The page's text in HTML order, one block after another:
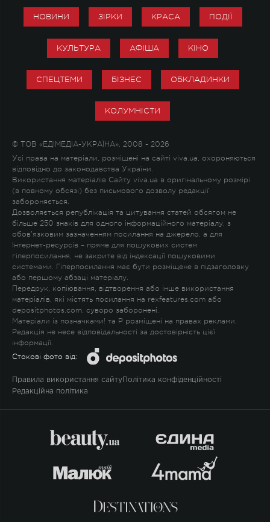
НОВИНИ ЗІРКИ КРАСА ПОДІЇ
КУЛЬТУРА АФІША КІНО
СПЕЦТЕМИ БІЗНЕС ОБКЛАДИНКИ
КОЛУМНІСТИ
© ТОВ «ЕДІМЕДІА-УКРАЇНА», 2008 - 2026
Усі права на матеріали, розміщені на сайті viva.ua, охороняються
відповідно до законодавства України.
Використання матеріалів Сайту viva.ua в оригінальному розмірі
(в повному обсязі) без письмового дозволу редакції
забороняється.
Дозволяється републікація та цитування статей обсягом не
більше 250 знаків для одного інформаційного матеріалу, з
обов'язковим зазначенням посилання на джерело, а для
Інтернет-ресурсів – пряме для пошукових систем
гіперпосилання, не закрите від індексації пошуковими
системами. Гіперпосилання має бути розміщене в підзаголовку
або першому абзаці матеріалу.
Передрук, копіювання, відтворення або інше використання
матеріалів, які містять посилання на rexfeatures.com або
depositphotos.com, суворо заборонені.
Матеріали із позначками! та P розміщені на правах реклами.
Редакція не несе відповідальності за достовірність цієї
інформації.
Стокові фото від:
Правила використання сайту Політика конфіденційності
Редакційна політика